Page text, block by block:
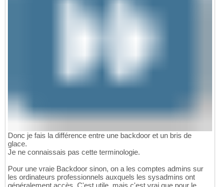
Donc je fais la différence entre une backdoor et un bris de
glace.
Je ne connaissais pas cette terminologie.
Pour une vraie Backdoor sinon, on a les comptes admins sur
les ordinateurs professionnels auxquels les sysadmins ont
généralement accès. C'est utile, mais c'est vrai que pour le